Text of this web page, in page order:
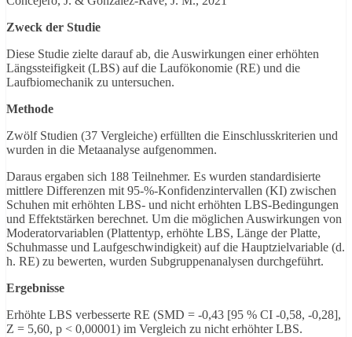
Zweck der Studie
Diese Studie zielte darauf ab, die Auswirkungen einer erhöhten
Längssteifigkeit (LBS) auf die Laufökonomie (RE) und die
Laufbiomechanik zu untersuchen.
Methode
Zwölf Studien (37 Vergleiche) erfüllten die Einschlusskriterien und
wurden in die Metaanalyse aufgenommen.
Daraus ergaben sich 188 Teilnehmer. Es wurden standardisierte
mittlere Differenzen mit 95-%-Konfidenzintervallen (KI) zwischen
Schuhen mit erhöhten LBS- und nicht erhöhten LBS-Bedingungen
und Effektstärken berechnet. Um die möglichen Auswirkungen von
Moderatorvariablen (Plattentyp, erhöhte LBS, Länge der Platte,
Schuhmasse und Laufgeschwindigkeit) auf die Hauptzielvariable (d.
h. RE) zu bewerten, wurden Subgruppenanalysen durchgeführt.
Ergebnisse
Erhöhte LBS verbesserte RE (SMD = -0,43 [95 % CI -0,58, -0,28],
Z = 5,60, p < 0,00001) im Vergleich zu nicht erhöhter LBS.